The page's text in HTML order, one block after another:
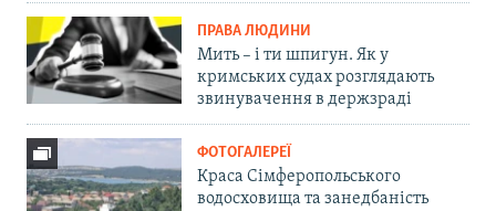
ПРАВА ЛЮДИНИ
Мить – і ти шпигун. Як у
кримських судах розглядають
звинувачення в держзраді
ФОТОГАЛЕРЕЇ
Краса Сімферопольського
водосховища та занедбаність